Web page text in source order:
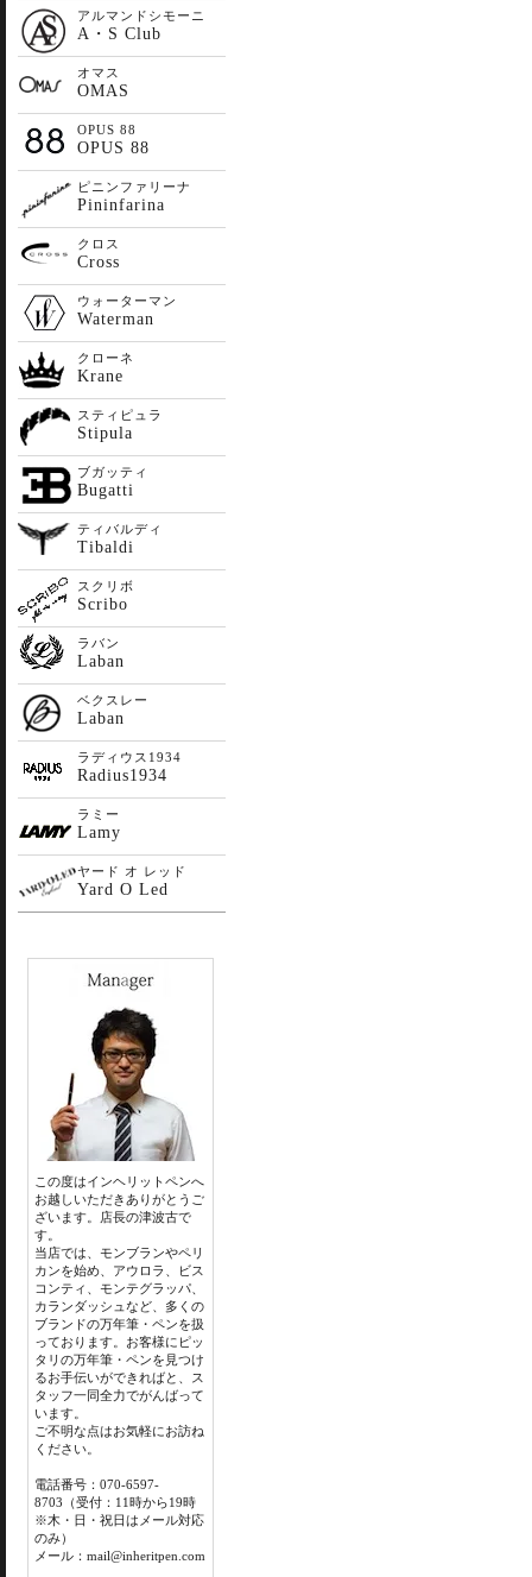
アルマンドシモーニ
A・S Club
オマス
OMAS
OPUS 88
OPUS 88
ピニンファリーナ
Pininfarina
クロス
Cross
ウォーターマン
Waterman
クローネ
Krane
スティピュラ
Stipula
ブガッティ
Bugatti
ティバルディ
Tibaldi
スクリボ
Scribo
ラバン
Laban
ベクスレー
Laban
ラディウス1934
Radius1934
ラミー
Lamy
ヤード オ レッド
Yard O Led
この度はインヘリットペンへ
お越しいただきありがとうご
ざいます。店長の津波古で
す。
当店では、モンブランやペリ
カンを始め、アウロラ、ビス
コンティ、モンテグラッパ、
カランダッシュなど、多くの
ブランドの万年筆・ペンを扱
っております。お客様にピッ
タリの万年筆・ペンを見つけ
るお手伝いができればと、ス
タッフ一同全力でがんばって
います。
ご不明な点はお気軽にお訪ね
ください。
電話番号：070-6597-
8703（受付：11時から19時
※木・日・祝日はメール対応
のみ）
メール：mail@inheritpen.com